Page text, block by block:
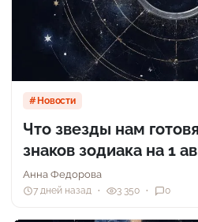
Новости
Что звезды нам
знаков зодиака на 1
Анна Федорова
7 дней назад 3 350 0